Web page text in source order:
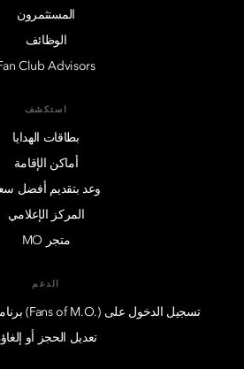
المستثمرون
الوظائف
Club Advisors
استكشف
بطاقات الهدايا
أماكن الإقامة
وعد بتقديم أفضل
المركز الإعلامي
متجر MO
الدعم
تسجيل الدخول على (.Fans of M.O) برنامج ضيوف درجة الإمتياز
تعديل الحجز أو